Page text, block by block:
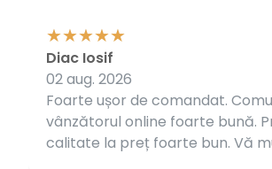
Foarte ușor de comandat.
vânzătorul online foarte bună.
calitate la preț foarte bun. Vă
Diac Iosif
02 aug. 2026